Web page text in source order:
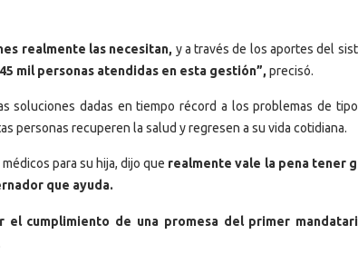
realmente las necesitan, y a través de los aportes del
mil personas atendidas en esta gestión”, precisó.
soluciones dadas en tiempo récord a los problemas de
personas recuperen la salud y regresen a su vida cotidiana.
para su hija, dijo que realmente vale la pena tener
que ayuda.
el cumplimiento de una promesa del primer